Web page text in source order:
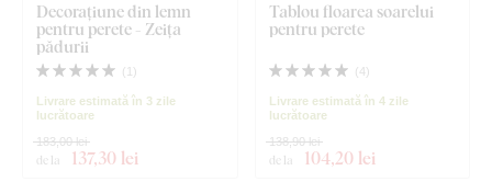
Decorațiune din lemn
pentru perete - Zeița
pădurii
( 1 )
Livrare estimată în 3 zile
lucrătoare
de la 137,30 lei
183,00 lei
Tablou floarea soarelui
pentru perete
( 4)
Livrare estimată în 4 zile
lucrătoare
de la 104,20 lei
138,90 lei